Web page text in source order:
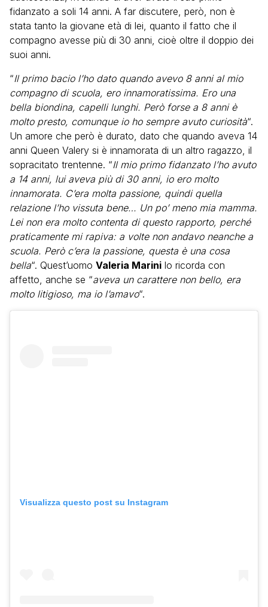
fidanzato a soli 14 anni. A far discutere, però, non è
stata tanto la giovane età di lei, quanto il fatto che il
compagno avesse più di 30 anni, cioè oltre il doppio dei
suoi anni.
“Il primo bacio l’ho dato quando avevo 8 anni al mio
compagno di scuola, ero innamoratissima. Ero una
bella biondina, capelli lunghi. Però forse a 8 anni è
molto presto, comunque io ho sempre avuto curiosità“.
Un amore che però è durato, dato che quando aveva 14
anni Queen Valery si è innamorata di un altro ragazzo, il
sopracitato trentenne. “Il mio primo fidanzato l’ho avuto
a 14 anni, lui aveva più di 30 anni, io ero molto
innamorata. C’era molta passione, quindi quella
relazione l’ho vissuta bene… Un po’ meno mia mamma.
Lei non era molto contenta di questo rapporto, perché
praticamente mi rapiva: a volte non andavo neanche a
scuola. Però c’era la passione, questa è una cosa
bella“. Quest’uomo Valeria Marini lo ricorda con
affetto, anche se “aveva un carattere non bello, era
molto litigioso, ma io l’amavo“.
Visualizza questo post su Instagram